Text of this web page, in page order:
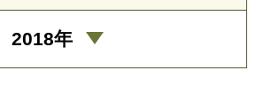
2018年